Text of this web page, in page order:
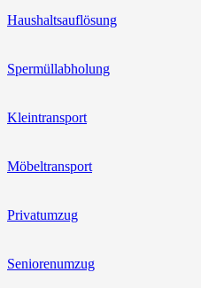
Haushaltsauflösung
Spermüllabholung
Kleintransport
Möbeltransport
Privatumzug
Seniorenumzug